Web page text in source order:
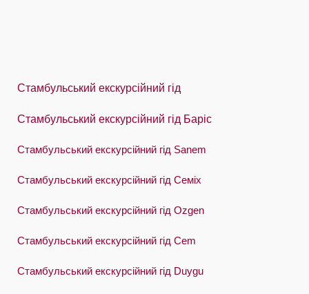
Português
Русский
Español
Swedish
Стамбульський екскурсійний гід
Стамбульський екскурсійний гід Баріс
Стамбульський екскурсійний гід Sanem
Стамбульський екскурсійний гід Семіх
Стамбульський екскурсійний гід Ozgen
Стамбульський екскурсійний гід Cem
Стамбульський екскурсійний гід Duygu